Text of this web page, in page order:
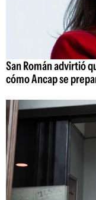
San Román advirtió
cómo Ancap se